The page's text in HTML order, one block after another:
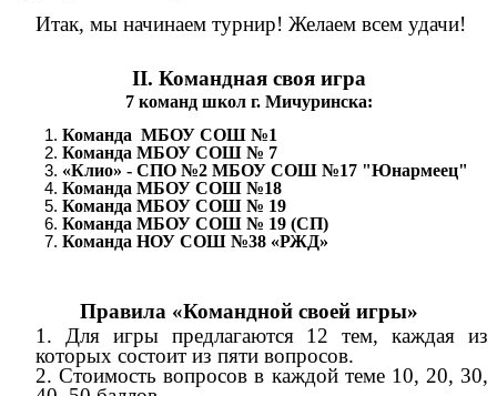
Итак, мы начинаем турнир! Желаем всем удачи!
II. Командная своя игра
7 команд школ г. Мичуринска:
Команда МБОУ СОШ №1
Команда МБОУ СОШ № 7
«Клио» - СПО №2 МБОУ СОШ №17 "Юнармеец"
Команда МБОУ СОШ №18
Команда МБОУ СОШ № 19
Команда МБОУ СОШ № 19 (СП)
Команда НОУ СОШ №38 «РЖД»
Правила «Командной своей игры»
1. Для игры предлагаются 12 тем, каждая из
которых состоит из пяти вопросов.
2. Стоимость вопросов в каждой теме 10, 20, 30,